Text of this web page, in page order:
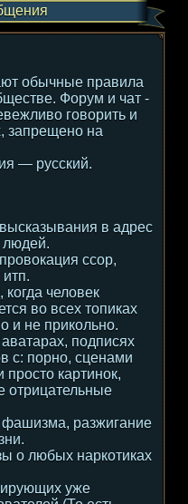
обычные правила
Форум и чат -
говорить и
запрещено на
— русский.
в адрес
людей.
ссор,
человек
во всех топиках
и не прикольно.
подписях
с: порно, сценами
картинок,
разжигание
о любых наркотиках
уже